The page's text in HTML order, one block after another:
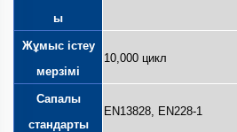
ы
Жұмыс істеу
мерзімі
10,000 цикл
Сапалы
стандарты
EN13828, EN228-1